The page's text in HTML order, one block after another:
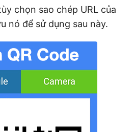
chọn sao chép URL của
nó để sử dụng sau này.